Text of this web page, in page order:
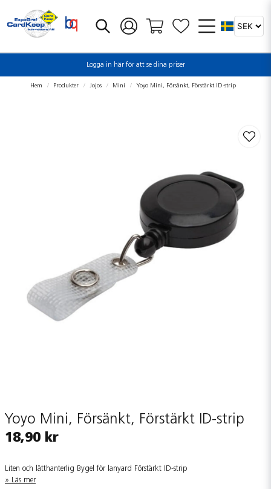
Logga in här för att se dina priser
Hem Produkter Jojos Mini Yoyo Mini, Försänkt, Förstärkt ID-strip
Yoyo Mini, Försänkt, Förstärkt ID-strip
18,90 kr
Liten och lätthanterlig Bygel för lanyard Förstärkt ID-strip
Läs mer